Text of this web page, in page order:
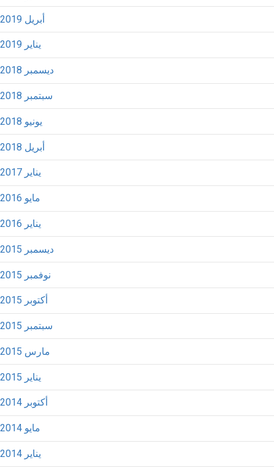
أبريل 2019
يناير 2019
ديسمبر 2018
سبتمبر 2018
يونيو 2018
أبريل 2018
يناير 2017
مايو 2016
يناير 2016
ديسمبر 2015
نوفمبر 2015
أكتوبر 2015
سبتمبر 2015
مارس 2015
يناير 2015
أكتوبر 2014
مايو 2014
يناير 2014